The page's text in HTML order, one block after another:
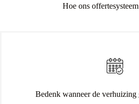
Hoe ons
Bedenk wanneer de verhuizing